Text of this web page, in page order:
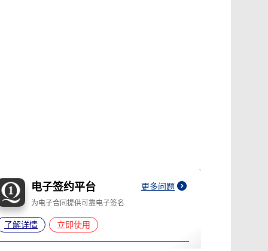
电子签约平台 更多问题
为电子合同提供可靠电子签名
了解详情 立即使用